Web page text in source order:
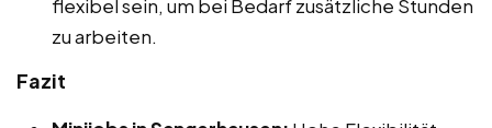
flexibel sein, um bei Bedarf zusätzliche Stunden
zu arbeiten.
Fazit